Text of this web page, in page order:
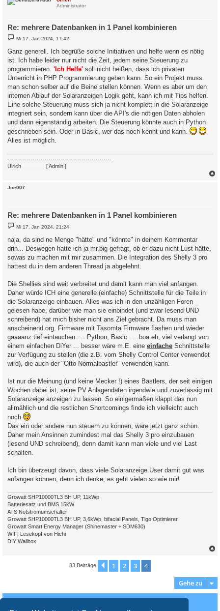
Administrator
Re: mehrere Datenbanken in 1 Panel kombinieren
B
t
g
Mi 17. Jan 2024, 17:42
Ganz generell. Ich begrüße solche Initiativen und helfe wenn es nötig
ist. Ich habe leider nur nicht die Zeit, jedem seine Steuerung zu
programmieren. 'Ich Helfe' soll nicht heißen, dass ich privaten
Unterricht in PHP Programmierung geben kann. So ein Projekt muss
man schon selber auf die Beine stellen können. Wenn es aber um den
internen Ablauf der Solaranzeigen Logik geht, kann ich mit Tips helfen.
Eine solche Steuerung muss sich ja nicht komplett in die Solaranzeige
integriert sein, sondern kann über die API's die nötigen Daten abholen
und dann eigenständig arbeiten. Die Steuerung könnte auch in Python
geschrieben sein. Oder in Basic, wer das noch kennt und kann.
Alles ist möglich.
-----------------------------------------------------
Ulrich
[ Admin ]
Joe007
Re: mehrere Datenbanken in 1 Panel kombinieren
B
e
i
t
r
g
Mi 17. Jan 2024, 21:24
naja, da sind ne Menge "hätte" und "könnte" in deinem Kommentar
drin... Deswegen hatte ich ja mr.big gefragt, ob er dazu nicht Lust hätte,
sowas zu machen mit mir zusammen. Die Integration des Shelly 3 pro
hattest du in dem anderen Thread ja abgelehnt.
Die Shellies sind weit verbreitet und damit kann man viel anfangen.
Daher würde ICH eine generelle (einfache) Schnittstelle für die Teile in
die Solaranzeige einbauen. Alles was ich in den unzähligen Foren
gelesen habe, darüber wie man sie einbindet (und zwar lesend UND
schreibend) hat mich bisher nicht ans Ziel gebracht. Da muss man
anscheinend org. Firmware mit Tasomta Firmware flashen und wieder
gaaaanz tief eintauchen .... Python, Basic .... boa eh, viel verlangt von
einem einfachen DiYer ... besser wäre m.E. eine einfache Schnittstelle
zur Verfügung zu stellen (die z.B. vom Shelly Control Center verwendet
wird), die auch der "Otto Normalbastler" verwenden kann.
Ist nur die Meinung (und keine Mecker !) eines Bastlers, der seit einigen
Wochen dabei ist, seine PV Anlagendaten irgendwie und zuverlässig mit
Solaranzeige anzeigen zu lassen. So einigermaßen klappt das nun
allmählich und die restlichen Shortcomings finde ich vielleicht auch
noch
Das ein oder andere nun steuern zu können, wäre jetzt ganz schön.
Daher mein Ansinnen zumindest mal das Shelly 3 pro einzubauen
(lesend UND schreibend), denn damit kann man viele und viel Last
schalten.
Ich bin überzeugt davon, dass viele Solaranzeige User damit gut was
anfangen können, denn ich denke, es geht vielen so wie mir!
Growatt SHP10000TL3 BH UP, 11kWp
Batteriesatz und BMS 15kW
ATS Notstromumschalter
Growatt SHP10000TL3 BH UP, 3,6kWp, bifacial Panels, Tigo Optimierer
Growatt Smart Energy Manager (Shinemaster + SDM630)
WIFI Lesekopf von Hichi
DIY Wallbox
o
e
33 Beiträge Vorherige
1 2 3
4
Gehe zu